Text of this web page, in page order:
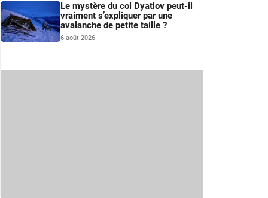
Le mystère du col Dyatlov peut-il
vraiment s’expliquer par une
avalanche de petite taille ?
6 août 2026